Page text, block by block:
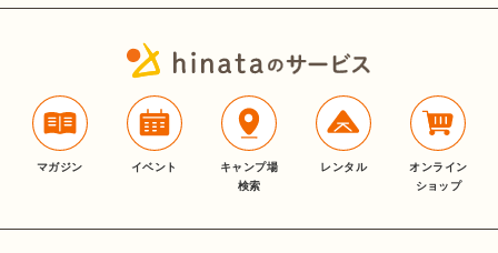
マガジン イベント
キャンプ場
検索
レンタル
オンライン
ショップ